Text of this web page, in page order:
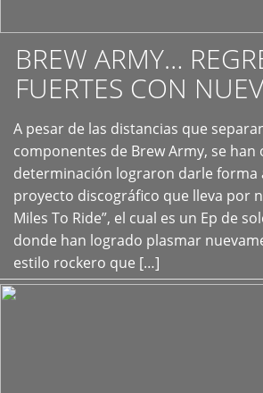
BREW ARMY…
FUERTES CON
A pesar de las distancias que
componentes de Brew Army, se han
determinación lograron darle forma
proyecto discográfico que lleva por
Miles To Ride”, el cual es un Ep de
donde han logrado plasmar
estilo rockero que […]
+